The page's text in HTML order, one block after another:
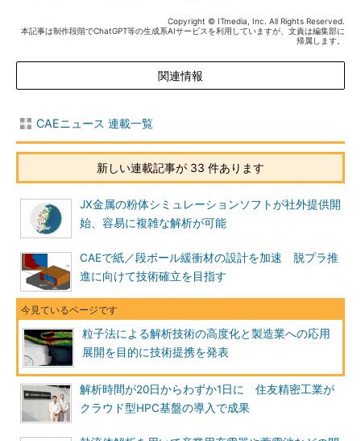
Copyright © ITmedia, Inc. All Rights Reserved.
本記事は制作段階でChatGPT等の生成系AIサービスを利用していますが、文責は編集部に
帰属します。
関連情報
CAEニュース 連載一覧
新しい連載記事が 33 件あります
JX金属の粉体シミュレーションソフトが社外提供開
始、容易に複雑な解析が可能
CAEで紙／段ボール緩衝材の設計を加速 脱プラ推
進に向けて技術確立を目指す
粒子法による解析技術の高度化と製造業への応用
展開を目的に技術提携を発表
解析時間が20日からわずか1日に 住友精密工業が
クラウド型HPC基盤の導入で成果